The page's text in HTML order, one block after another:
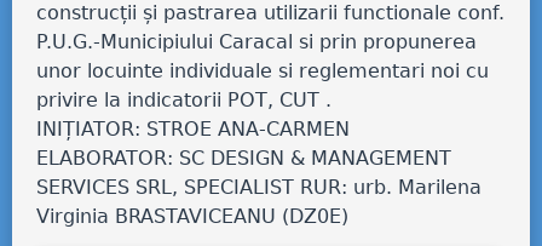
construcții și pastrarea utilizarii functionale conf.
P.U.G.-Municipiului Caracal si prin propunerea
unor locuinte individuale si reglementari noi cu
privire la indicatorii POT, CUT .
INIȚIATOR: STROE ANA-CARMEN
ELABORATOR: SC DESIGN & MANAGEMENT
SERVICES SRL, SPECIALIST RUR: urb. Marilena
Virginia BRASTAVICEANU (DZ0E)